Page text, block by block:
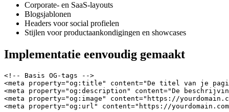
Corporate- en SaaS-layouts
Blogsjablonen
Headers voor social profielen
Stijlen voor productaankondigingen en showcases
Implementatie eenvoudig gemaakt
<!-- Basis OG-tags -->
<meta property="og:title" content="De titel van je
<meta property="og:description" content="De
<meta property="og:image" content="https://
<meta property="og:url" content="https://